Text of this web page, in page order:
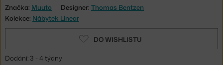
Značka: Muuto Designer: Thomas Bentzen
Kolekce: Nábytek Linear
DO WISHLISTU
Dodání: 3 - 4 týdny